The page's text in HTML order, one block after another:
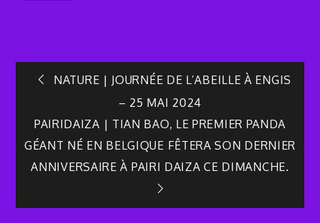
Navigation
de
l’article
NATURE | JOURNÉE DE L’ABEILLE À ENGIS
– 25 MAI 2024
PAIRIDAIZA | TIAN BAO, LE PREMIER PANDA
GÉANT NÉ EN BELGIQUE FÊTERA SON DERNIER
ANNIVERSAIRE À PAIRI DAIZA CE DIMANCHE.